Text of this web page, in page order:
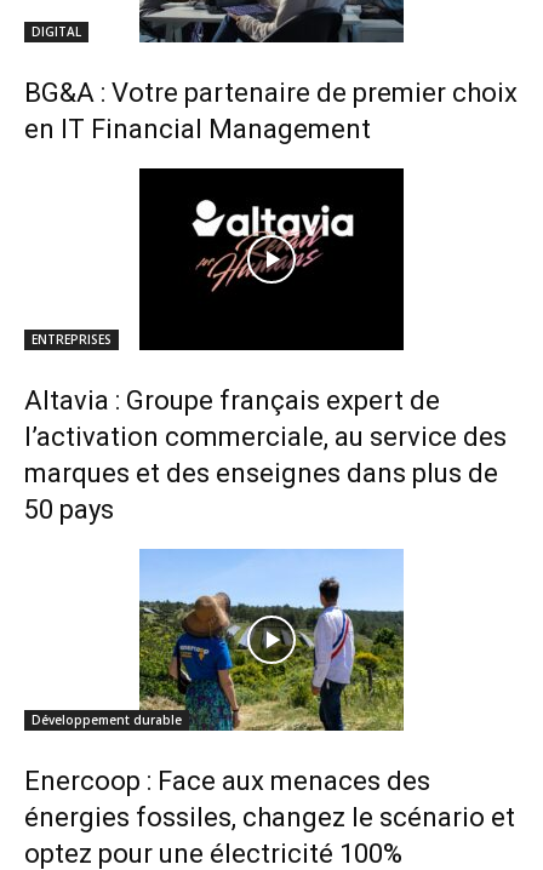
DIGITAL
BG&A : Votre partenaire de premier choix
en IT Financial Management
ENTREPRISES
Altavia : Groupe français expert de
l’activation commerciale, au service des
marques et des enseignes dans plus de
50 pays
Développement durable
Enercoop : Face aux menaces des
énergies fossiles, changez le scénario et
optez pour une électricité 100%